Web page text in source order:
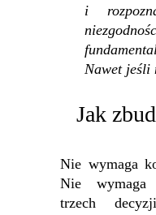
i
Nawet jeśli
Jak
Nie wymaga
Nie wymaga
trzech